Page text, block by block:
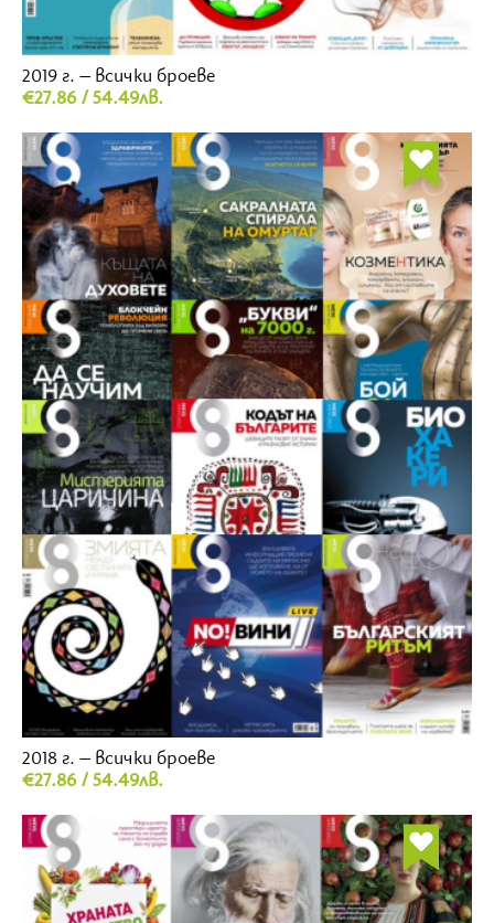
2019 г. – всички броеве
€27.86 / 54.49лв.
2018 г. – всички броеве
€27.86 / 54.49лв.